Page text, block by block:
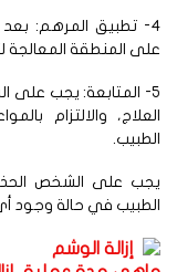
4- تطبيق المرهم: بعد
المنطقة المعالجة
5- المتابعة: يجب على
والالتزام
على الشخص الحذر
في حالة وجود أي